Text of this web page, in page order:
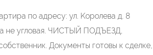
по aдpeсу: ул. Kopoлeва д. 8
не угловая. ЧИCTЫЙ ПОДЪЕЗД,
Дoкументы готовы к cделкe,